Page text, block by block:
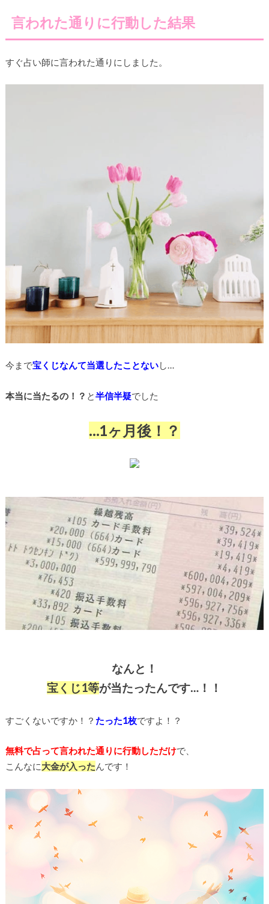
言われた通りに行動した結果
すぐ占い師に言われた通りにしました。
今まで宝くじなんて当選したことないし…
本当に当たるの！？ と半信半疑でした
…1ヶ月後！？
なんと！
宝くじ1等が当たったんです…！！
すごくないですか！？ たった1枚ですよ！？
無料で占って言われた通りに行動しただけで、
こんなに大金が入ったんです！